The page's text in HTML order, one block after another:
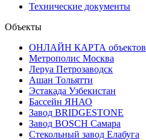
Технические документы
Объекты
ОНЛАЙН КАРТА объектов
Метрополис Москва
Леруа Петрозаводск
Ашан Тольятти
Эстакада Узбекистан
Бассейн ЯНАО
Завод BRIDGESTONE
Завод BOSCH Самара
Стекольный завод Елабуга